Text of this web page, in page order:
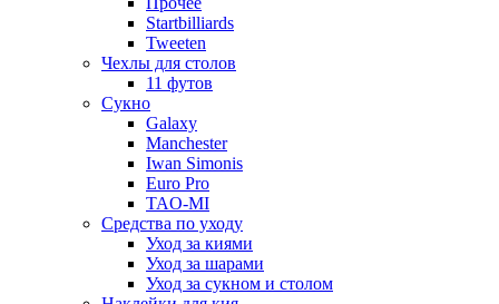
Startbilliards
Tweeten
Чехлы для столов
11 футов
Сукно
Galaxy
Manchester
Iwan Simonis
Euro Pro
TAO-MI
Средства по уходу
Уход за киями
Уход за шарами
Уход за сукном и столом